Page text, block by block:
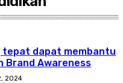
tepat dapat membantu
Brand Awareness
2024